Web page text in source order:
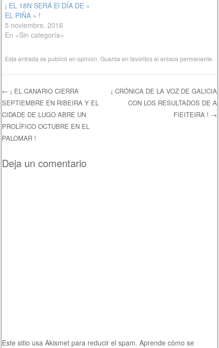
¡ EL 18N SERÁ El DÍA DE »
EL PIÑA » !
5 noviembre, 2016
En «Sin categoría»
Esta entrada se publicó enopinion . Guarda en favoritos elenlace permanente
Navegación de entradas
← ¡ EL CANARIO CIERRA
SEPTIEMBRE EN RIBEIRA Y EL
CIDADE DE LUGO ABRE UN
PROLÍFICO OCTUBRE EN EL
PALOMAR !
¡ CRÓNICA DE LA VOZ DE GALICIA
CON LOS RESULTADOS DE A
FIEITEIRA ! →
Deja un comentario
Este sitio usa Akismet para reducir el spam.Aprende cómo se